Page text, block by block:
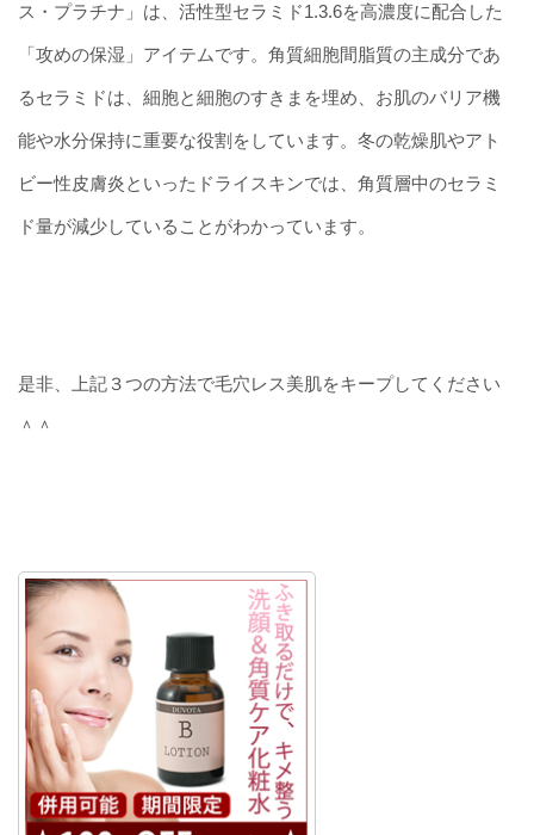
ス・プラチナ」は、活性型セラミド1.3.6を高濃度に配合した
「攻めの保湿」アイテムです。角質細胞間脂質の主成分であ
るセラミドは、細胞と細胞のすきまを埋め、お肌のバリア機
能や水分保持に重要な役割をしています。冬の乾燥肌やアト
ビー性皮膚炎といったドライスキンでは、角質層中のセラミ
ド量が減少していることがわかっています。
是非、上記３つの方法で毛穴レス美肌をキープしてください
＾＾